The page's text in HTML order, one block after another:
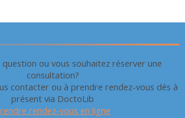
question ou vous souhaitez réserver une
consultation?
contacter ou à prendre rendez-vous dés à
présent via DoctoLib
rendez-vous en ligne